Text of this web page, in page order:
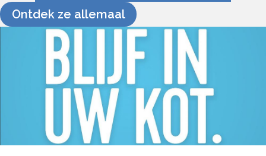
Ontdek ze allemaal